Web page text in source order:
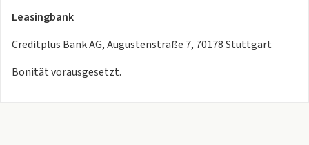
Leasingbank
Creditplus Bank AG, Augustenstraße 7, 70178 Stuttgart
Bonität vorausgesetzt.